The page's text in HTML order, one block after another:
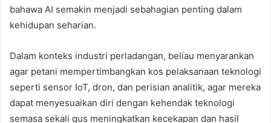
bahawa AI semakin menjadi sebahagian penting dalam
kehidupan seharian.
Dalam konteks industri perladangan, beliau menyarankan
agar petani mempertimbangkan kos pelaksanaan teknologi
seperti sensor IoT, dron, dan perisian analitik, agar mereka
dapat menyesuaikan diri dengan kehendak teknologi
semasa sekali gus meningkatkan kecekapan dan hasil